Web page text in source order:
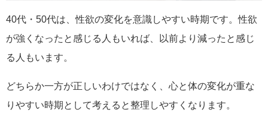
40代・50代は、性欲の変化を意識しやすい時期です。性欲
が強くなったと感じる人もいれば、以前より減ったと感じ
る人もいます。
どちらか一方が正しいわけではなく、心と体の変化が重な
りやすい時期として考えると整理しやすくなります。